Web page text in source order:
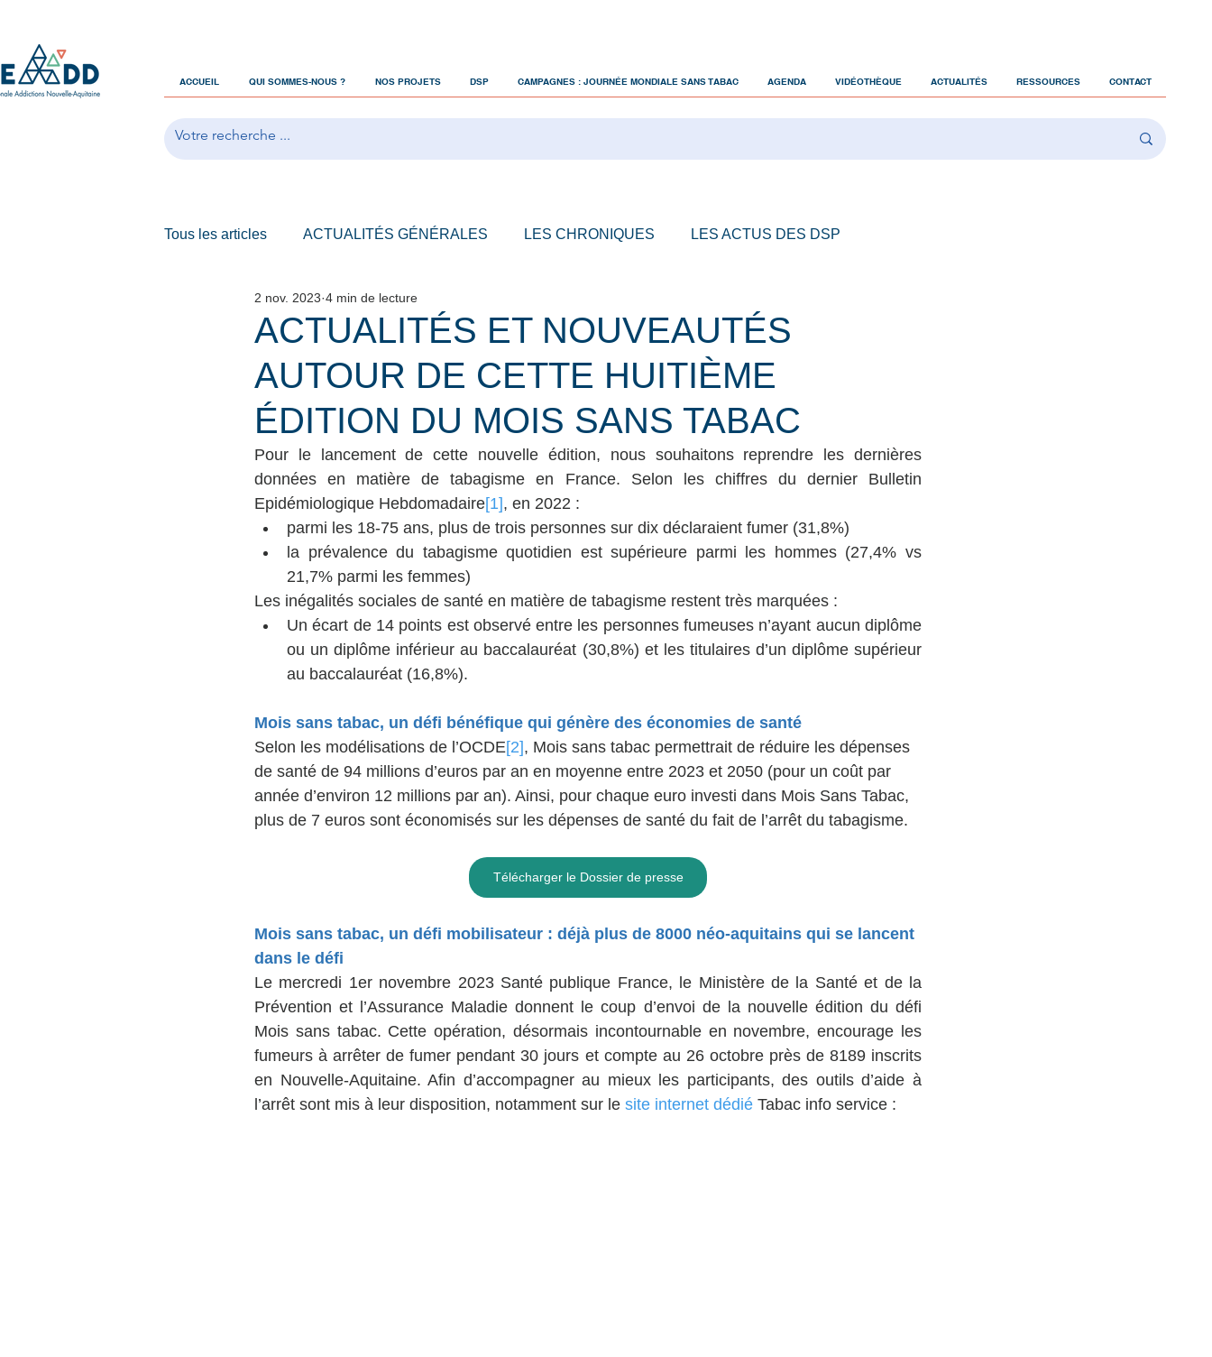
ACCUEIL QUI SOMMES-NOUS ? NOS PROJETS DSP CAMPAGNES : JOURNÉE MONDIALE SANS TABAC AGENDA VIDÉOTHÈQUE ACTUALITÉS RESSOURCES CONTACT
Tous les articles ACTUALITÉS GÉNÉRALES LES CHRONIQUES LES ACTUS DES DSP
OFFRES D'EMPLOIS
ACTUALITÉS ET NOUVEAUTÉS
AUTOUR DE CETTE HUITIÈME
ÉDITION DU MOIS SANS TABAC
2 nov. 2023 4 min de lecture
Pour le lancement de cette nouvelle édition, nous souhaitons reprendre les dernières
données en matière de tabagisme en France. Selon les chiffres du dernier Bulletin
Epidémiologique Hebdomadaire[1], en 2022 :
parmi les 18-75 ans, plus de trois personnes sur dix déclaraient fumer (31,8%)
la prévalence du tabagisme quotidien est supérieure parmi les hommes (27,4% vs
21,7% parmi les femmes)
Les inégalités sociales de santé en matière de tabagisme restent très marquées :
Un écart de 14 points est observé entre les personnes fumeuses n’ayant aucun diplôme
ou un diplôme inférieur au baccalauréat (30,8%) et les titulaires d’un diplôme supérieur
au baccalauréat (16,8%).
Mois sans tabac, un défi bénéfique qui génère des économies de santé
Selon les modélisations de l’OCDE[2], Mois sans tabac permettrait de réduire les dépenses
de santé de 94 millions d’euros par an en moyenne entre 2023 et 2050 (pour un coût par
année d’environ 12 millions par an). Ainsi, pour chaque euro investi dans Mois Sans Tabac,
plus de 7 euros sont économisés sur les dépenses de santé du fait de l’arrêt du tabagisme.
Télécharger le Dossier de presse
Mois sans tabac, un défi mobilisateur : déjà plus de 8000 néo-aquitains qui se lancent
dans le défi
Le mercredi 1er novembre 2023 Santé publique France, le Ministère de la Santé et de la
Prévention et l’Assurance Maladie donnent le coup d’envoi de la nouvelle édition du défi
Mois sans tabac. Cette opération, désormais incontournable en novembre, encourage les
fumeurs à arrêter de fumer pendant 30 jours et compte au 26 octobre près de 8189 inscrits
en Nouvelle-Aquitaine. Afin d’accompagner au mieux les participants, des outils d’aide à
l’arrêt sont mis à leur disposition, notamment sur le site internet dédié Tabac info service :